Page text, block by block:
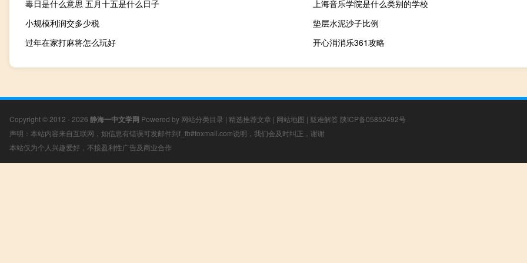
毒日是什么意思 五月十五是什么日子
上海音乐学院是什么类别的学校
小规模利润交多少税
垫层水泥沙子比例
过年在家打麻将怎么玩好
开心消消乐361攻略
Copyright © 2012 - 2026 静海一中文学网 Powered by 网站分类目录 | 精选推荐文章 | 网站地图 | 疑难解答 陕ICP备05852492号
声明：本站内容来自互联网，如信息有错误可发邮件到f_fb#foxmail.com说明，我们会及时纠正，谢谢
本站仅为个人兴趣爱好，不接盈利性广告及商业合作